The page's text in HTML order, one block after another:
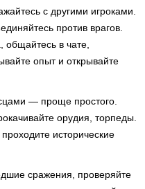
с другими игроками.
против врагов.
в чате,
опыт и открывайте
— проще простого.
орудия, торпеды.
исторические
сражения, проверяйте